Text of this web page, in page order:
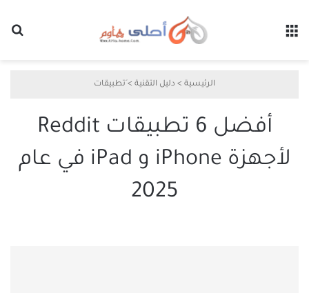
الرئيسية > دليل التقنية > َتطبيقات
أفضل 6 تطبيقات Reddit
لأجهزة iPhone و iPad في عام
2025